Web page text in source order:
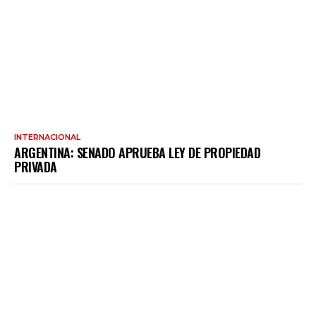
INTERNACIONAL
ARGENTINA: SENADO APRUEBA LEY DE PROPIEDAD
PRIVADA